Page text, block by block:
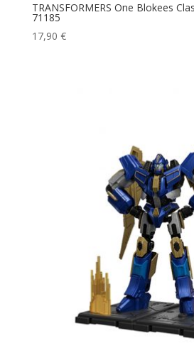
TRANSFORMERS One Blokees
71185
17,90 €